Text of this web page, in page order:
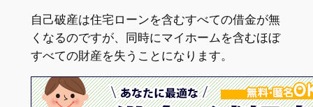
自己破産は住宅ローンを含むすべての借金が無
くなるのですが、同時にマイホームを含むほぼ
すべての財産を失うことになります。